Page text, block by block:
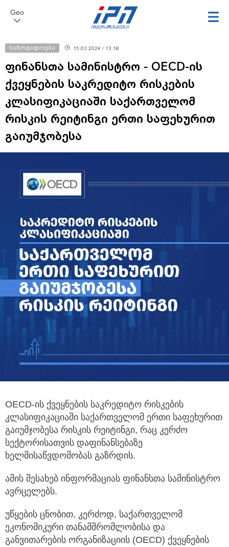
Geo
საზოგადოება 15.03.2024 / 13:18
ფინანსთა სამინისტრო - OECD-ის
ქვეყნების საკრედიტო რისკების
კლასიფიკაციაში საქართველომ
რისკის რეიტინგი ერთი საფეხურით
გაიუმჯობესა
OECD-ის ქვეყნების საკრედიტო რისკების
კლასიფიკაციაში საქართველომ ერთი საფეხურით
გაიუმჯობესა რისკის რეიტინგი, რაც კერძო
სექტორისათვის დაფინანსებაზე
ხელმისაწვდომობას გაზრდის.
ამის შესახებ ინფორმაციას ფინანსთა სამინისტრო
ავრცელებს.
უწყების ცნობით, კერძოდ, საქართველომ
ეკონომიკური თანამშრომლობისა და
განვითარების ორგანიზაციის (OECD) ქვეყნების